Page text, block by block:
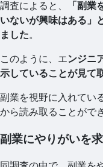
調査によると、
「副業
いないが興味はある」
ました。
このように、エンジニ
示していることが見て
副業を視野に入れてい
から読み取ることがで
副業にやりがいを